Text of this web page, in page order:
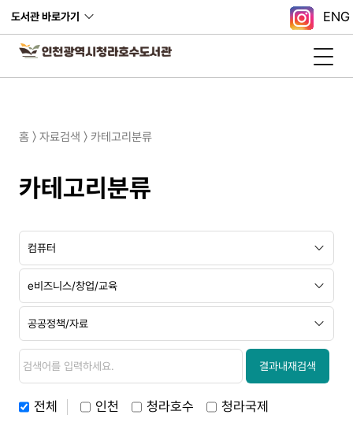
도서관 바로가기 ENG
홈 〉 자료검색 〉 카테고리분류
카테고리분류
대
분
중
분
소
분
검
색
검
색
용
결과내재검색
전체 인천 청라호수
청라국제